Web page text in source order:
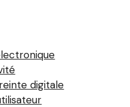
digitale